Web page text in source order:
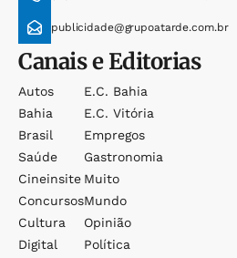
publicidade@grupoatarde.com.br
Canais e Editorias
Autos
Bahia
Brasil
Saúde
Cineinsite
Concursos
Cultura
Digital
E.c. Bahia
E.c. Vitória
Empregos
Gastronomia
Muito
Mundo
Opinião
Política